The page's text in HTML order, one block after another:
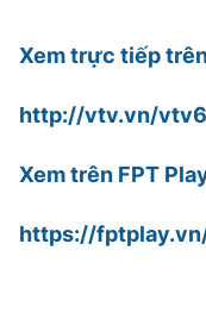
Xem trực tiếp
http://vtv.vn/
Xem trên FPT
https://